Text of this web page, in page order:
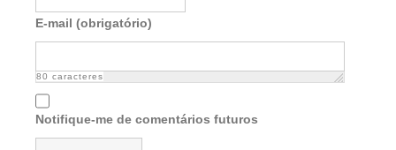
E-mail (obrigatório)
80 caracteres
Notifique-me de comentários futuros